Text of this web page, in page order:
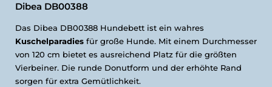
Dibea DB00388
Das Dibea DB00388 Hundebett ist ein wahres
Kuschelparadies für große Hunde. Mit einem Durchmesser
von 120 cm bietet es ausreichend Platz für die größten
Vierbeiner. Die runde Donutform und der erhöhte Rand
sorgen für extra Gemütlichkeit.